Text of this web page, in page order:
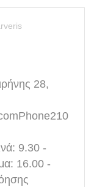
28,
9.30 -
16.00 -